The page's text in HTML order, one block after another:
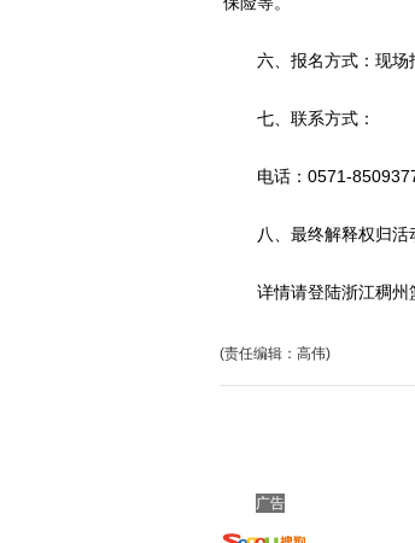
六、报名方式：现场
七、联系方式：
电话：0571-
八、最终解释权归活
详情请登陆浙江稠州
(责任编辑：高伟)
广告